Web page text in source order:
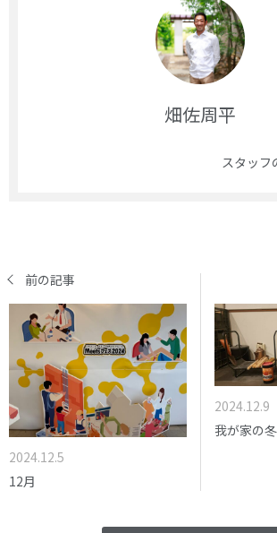
畑佐周平
スタッフ
前の記事
2024.12.5
12月
2024.12.9
我が家の